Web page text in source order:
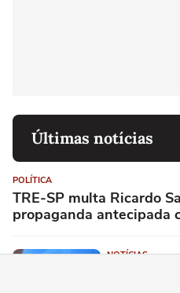
Últimas notícias
POLÍTICA
TRE-SP multa Ricardo
propaganda antecipada
NOTÍCIAS